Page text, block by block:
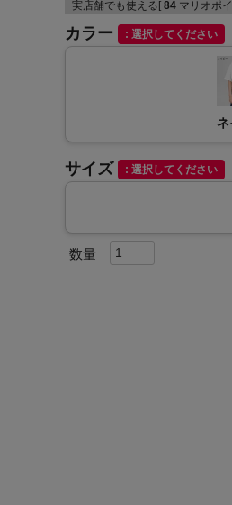
実店舗でも使える[ 84 マリオポ
カラー 選択してください
サイズ 選択してください